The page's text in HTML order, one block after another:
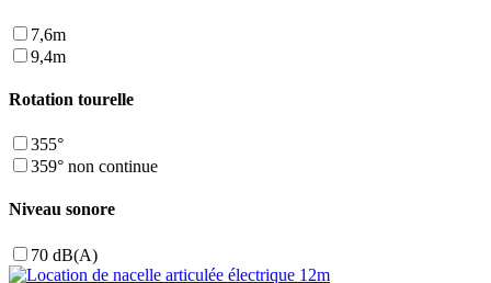
7,6m
9,4m
Rotation tourelle
355°
359° non continue
Niveau sonore
70 dB(A)